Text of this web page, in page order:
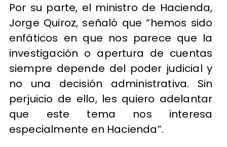
Por su parte, el ministro de Hacienda,
Jorge Quiroz, señaló que “hemos sido
enfáticos en que nos parece que la
investigación o apertura de cuentas
siempre depende del poder judicial y
no una decisión administrativa. Sin
perjuicio de ello, les quiero adelantar
que este tema nos interesa
especialmente en Hacienda”.